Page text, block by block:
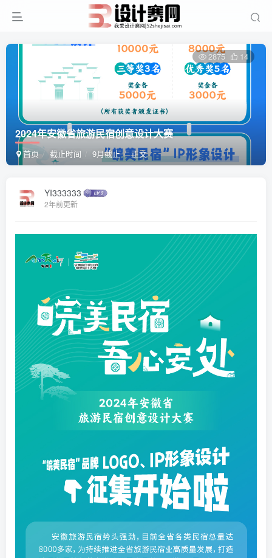
2024年安徽省旅游民宿创意设计大赛
首页 截止时间 9月截止 正文
2875 14
YI333333
2年前更新